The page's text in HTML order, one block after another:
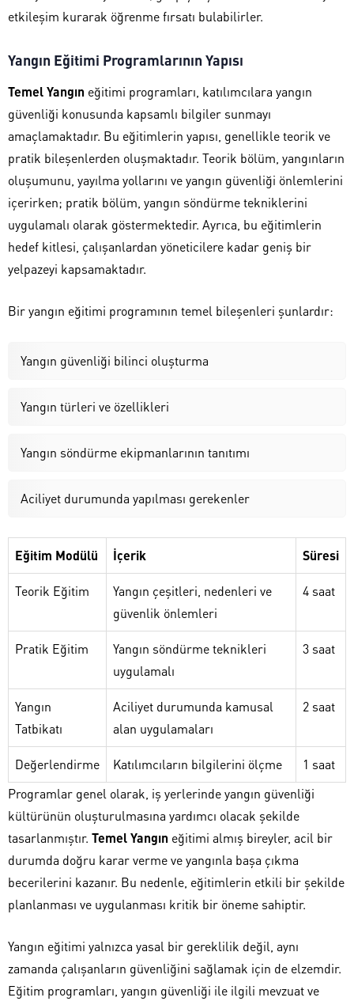
etkileşim kurarak öğrenme fırsatı bulabilirler.
Yangın Eğitimi Programlarının Yapısı
Temel Yangın eğitimi programları, katılımcılara yangın
güvenliği konusunda kapsamlı bilgiler sunmayı
amaçlamaktadır. Bu eğitimlerin yapısı, genellikle teorik ve
pratik bileşenlerden oluşmaktadır. Teorik bölüm, yangınların
oluşumunu, yayılma yollarını ve yangın güvenliği önlemlerini
içerirken; pratik bölüm, yangın söndürme tekniklerini
uygulamalı olarak göstermektedir. Ayrıca, bu eğitimlerin
hedef kitlesi, çalışanlardan yöneticilere kadar geniş bir
yelpazeyi kapsamaktadır.
Bir yangın eğitimi programının temel bileşenleri şunlardır:
Yangın güvenliği bilinci oluşturma
Yangın türleri ve özellikleri
Yangın söndürme ekipmanlarının tanıtımı
Aciliyet durumunda yapılması gerekenler
Eğitim Modülü İçerik Süresi
Teorik Eğitim
Yangın çeşitleri, nedenleri ve
güvenlik önlemleri
4 saat
Pratik Eğitim
Yangın söndürme teknikleri
uygulamalı
3 saat
Yangın
Tatbikatı
Aciliyet durumunda kamusal
alan uygulamaları
2 saat
Değerlendirme Katılımcıların bilgilerini ölçme
1 saat
Programlar genel olarak, iş yerlerinde yangın güvenliği
kültürünün oluşturulmasına yardımcı olacak şekilde
tasarlanmıştır. Temel Yangın eğitimi almış bireyler, acil bir
durumda doğru karar verme ve yangınla başa çıkma
becerilerini kazanır. Bu nedenle, eğitimlerin etkili bir şekilde
planlanması ve uygulanması kritik bir öneme sahiptir.
Yangın eğitimi yalnızca yasal bir gereklilik değil, aynı
zamanda çalışanların güvenliğini sağlamak için de elzemdir.
Eğitim programları, yangın güvenliği ile ilgili mevzuat ve